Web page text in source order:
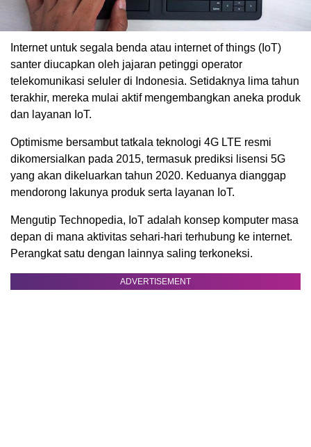
Internet untuk segala benda atau internet of things (IoT)
santer diucapkan oleh jajaran petinggi operator
telekomunikasi seluler di Indonesia. Setidaknya lima tahun
terakhir, mereka mulai aktif mengembangkan aneka produk
dan layanan IoT.
Optimisme bersambut tatkala teknologi 4G LTE resmi
dikomersialkan pada 2015, termasuk prediksi lisensi 5G
yang akan dikeluarkan tahun 2020. Keduanya dianggap
mendorong lakunya produk serta layanan IoT.
Mengutip Technopedia, IoT adalah konsep komputer masa
depan di mana aktivitas sehari-hari terhubung ke internet.
Perangkat satu dengan lainnya saling terkoneksi.
ADVERTISEMENT